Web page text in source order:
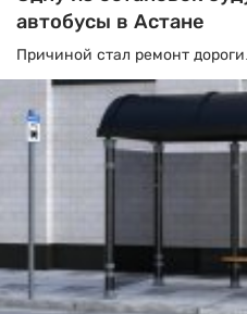
автобусы в Астане
Причиной стал ремонт дороги.